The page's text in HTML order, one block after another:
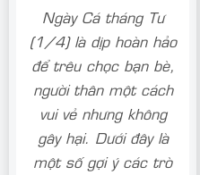
Ngày Cá tháng Tư
(1/4) là dịp hoàn hảo
để trêu chọc bạn bè,
người thân một cách
vui vẻ nhưng không
gây hại. Dưới đây là
một số gợi ý các trò